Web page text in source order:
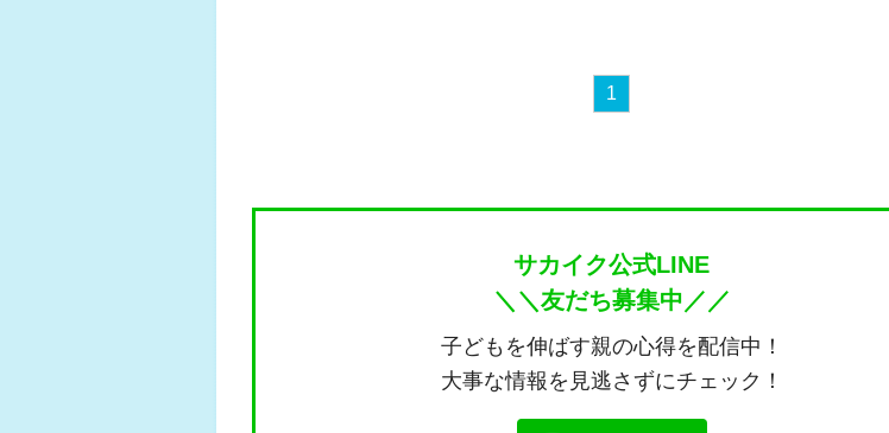
1
サカイク公式LINE
＼＼友だち募集中／／
子どもを伸ばす親の心得を配信中！
大事な情報を見逃さずにチェック！